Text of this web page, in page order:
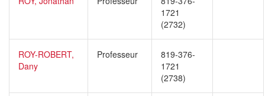
1721
(2732)
ROY-ROBERT,
Dany
Professeur
819-376-
1721
(2738)